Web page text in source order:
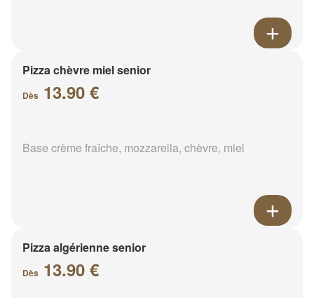
Pizza chèvre miel senior
Dès 13.90 €
Base crème fraîche, mozzarella, chèvre, miel
Pizza algérienne senior
Dès 13.90 €